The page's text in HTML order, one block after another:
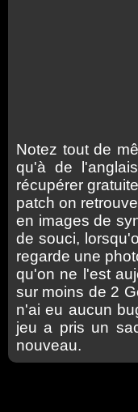
Notez tout de
qu'à de
récupérer
patch on
en images de
de souci,
regarde une
qu'on ne l'est
sur moins de 2
n'ai eu aucun
jeu a pris un
nouveau.